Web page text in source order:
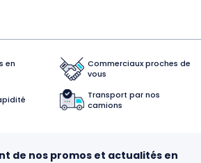
en
Commerciaux proches de
vous
Transport par nos
camions
de nos promos et actualités en